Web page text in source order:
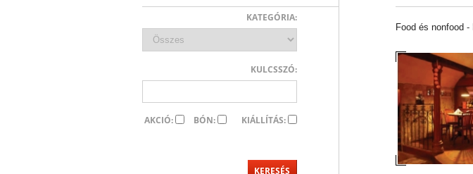
Food és nonfood -
KATEGÓRIA:
KULCSSZÓ:
AKCIÓ: BÓN: KIÁLLÍTÁS: